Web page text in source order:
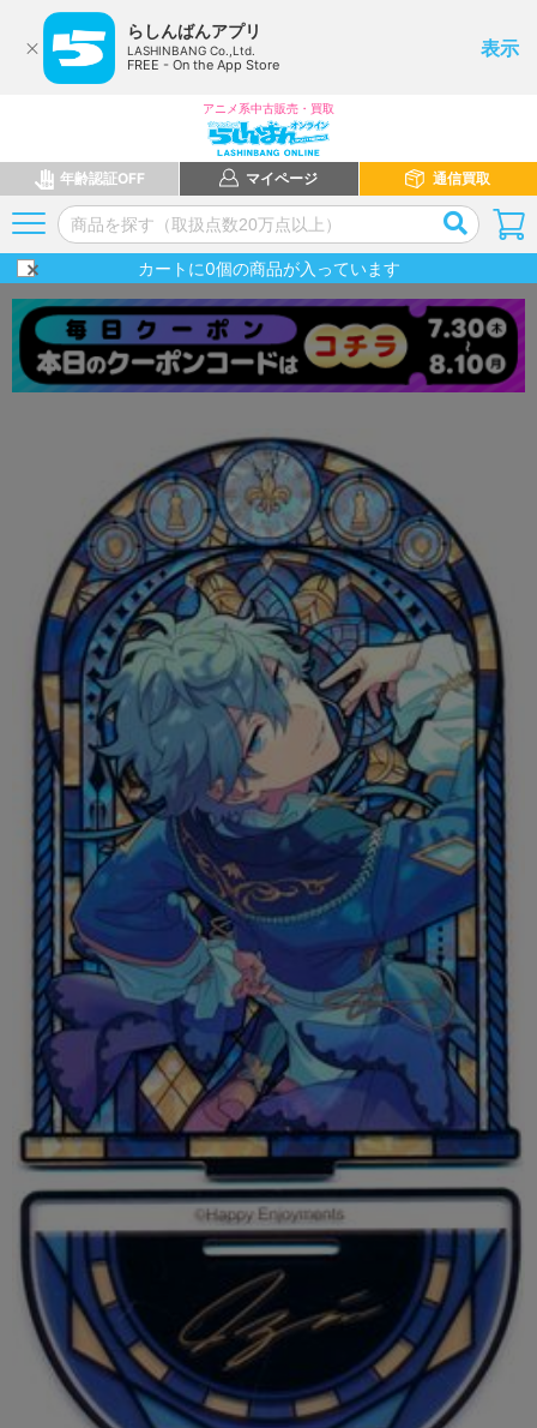
らしんばんアプリ
LASHINBANG Co.,Ltd.
FREE - On the App Store
表示
アニメ系中古販売・買取
年齢認証OFF マイページ 通信買取
カートに0個の商品が入っています